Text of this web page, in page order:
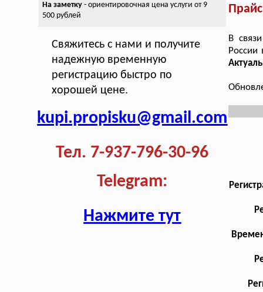
На заметку- ориентировочная цена услуги от 9
500 рублей
Свяжитесь с нами и получите
надежную временную
регистрацию быстро по
хорошей цене.
kupi.propisku@gmail.com
Тел. 7-937-796-30-96
Telegram:
Нажмите тут
В
России